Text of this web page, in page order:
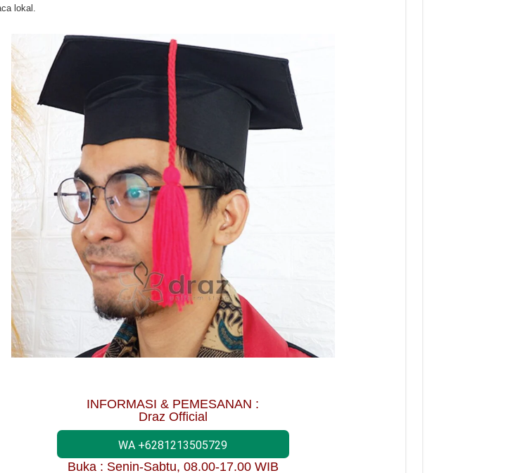
lokal.
INFORMASI & PEMESANAN :
Draz Official
WA +6281213505729
Buka : Senin-Sabtu, 08.00-17.00 WIB